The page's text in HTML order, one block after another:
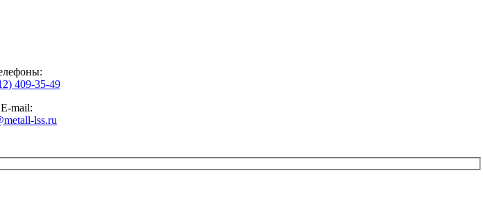
409-35-49
E-mail:
lss.ru